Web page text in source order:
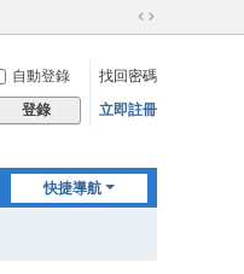
切
到
寬
自動登錄
找回密碼
登錄 立即註冊
快捷導航